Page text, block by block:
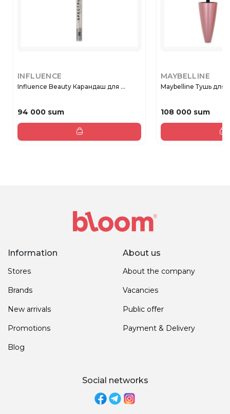
INFLUENCE
Influence Beauty Карандаш для ...
94 000 sum
MAYBELLINE
Maybelline Тушь для
108 000 sum
Information
Stores
Brands
New arrivals
Promotions
Blog
About us
About the company
Vacancies
Public offer
Payment & Delivery
Social networks